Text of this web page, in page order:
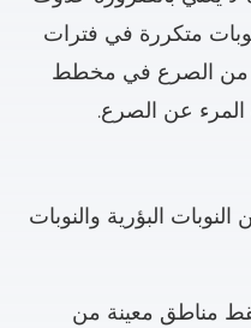
متكررة في فترات
من الصرع في مخطط
المرء عن الصرع.
البؤرية والنوبات
مناطق معينة من